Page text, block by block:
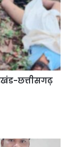
छत्तीसगढ़